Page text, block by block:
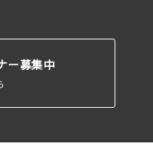
ー募集中